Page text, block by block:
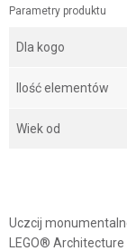
Parametry produktu
Dla kogo
Ilość elementów
Wiek od
Uczcij
LEGO®